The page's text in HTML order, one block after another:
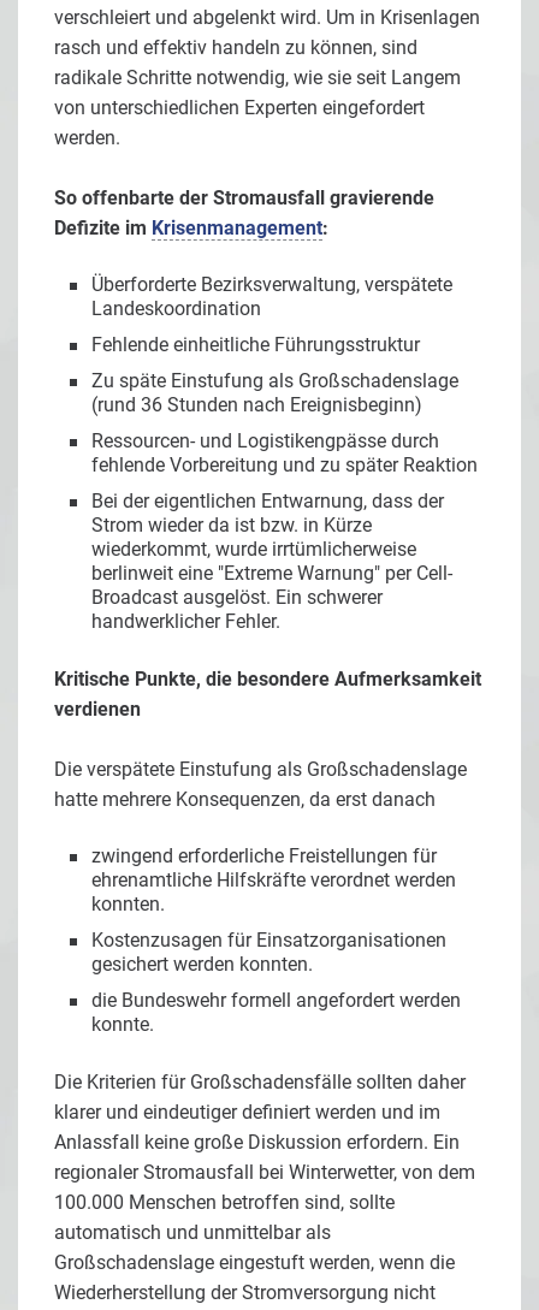
verschleiert und abgelenkt wird. Um in Krisenlagen
rasch und effektiv handeln zu können, sind
radikale Schritte notwendig, wie sie seit Langem
von unterschiedlichen Experten eingefordert
werden.
So offenbarte der Stromausfall gravierende
Defizite im Krisenmanagement:
Überforderte Bezirksverwaltung, verspätete
Landeskoordination
Fehlende einheitliche Führungsstruktur
Zu späte Einstufung als Großschadenslage
(rund 36 Stunden nach Ereignisbeginn)
Ressourcen- und Logistikengpässe durch
fehlende Vorbereitung und zu später Reaktion
Bei der eigentlichen Entwarnung, dass der
Strom wieder da ist bzw. in Kürze
wiederkommt, wurde irrtümlicherweise
berlinweit eine "Extreme Warnung" per Cell-
Broadcast ausgelöst. Ein schwerer
handwerklicher Fehler.
Kritische Punkte, die besondere Aufmerksamkeit
verdienen
Die verspätete Einstufung als Großschadenslage
hatte mehrere Konsequenzen, da erst danach
zwingend erforderliche Freistellungen für
ehrenamtliche Hilfskräfte verordnet werden
konnten.
Kostenzusagen für Einsatzorganisationen
gesichert werden konnten.
die Bundeswehr formell angefordert werden
konnte.
Die Kriterien für Großschadensfälle sollten daher
klarer und eindeutiger definiert werden und im
Anlassfall keine große Diskussion erfordern. Ein
regionaler Stromausfall bei Winterwetter, von dem
100.000 Menschen betroffen sind, sollte
automatisch und unmittelbar als
Großschadenslage eingestuft werden, wenn die
Wiederherstellung der Stromversorgung nicht